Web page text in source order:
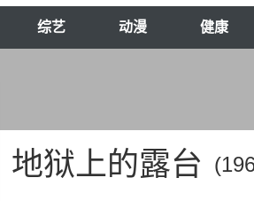
综艺 动漫 健康
地狱上的露台